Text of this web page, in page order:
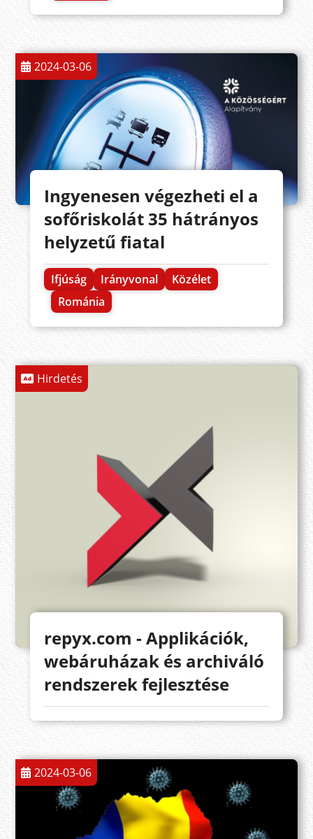
2024-03-06
Ingyenesen végezheti el a
sofőriskolát 35 hátrányos
helyzetű fiatal
Ifjúság Irányvonal
Közélet
Románia
Hirdetés
repyx.com - Applikációk,
webáruházak és archiváló
rendszerek fejlesztése
2024-03-06